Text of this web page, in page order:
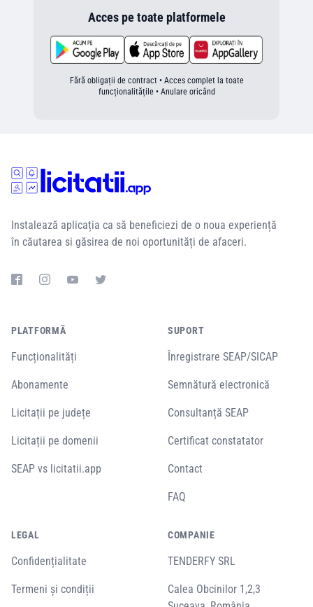
Acces pe toate platformele
Fără obligații de contract • Acces complet la toate
funcționalitățile • Anulare oricând
Instalează aplicația ca să beneficiezi de o noua experiență
în căutarea si găsirea de noi oportunități de afaceri.
PLATFORMĂ
Funcționalități
Abonamente
Licitații pe județe
Licitații pe domenii
SEAP vs licitatii.app
SUPORT
Înregistrare SEAP/SICAP
Semnătură electronică
Consultanță SEAP
Certificat constatator
Contact
FAQ
LEGAL
Confidențialitate
Termeni și condiții
COMPANIE
TENDERFY SRL
Calea Obcinilor 1,2,3